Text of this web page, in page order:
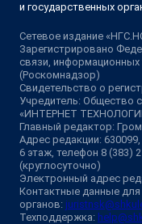
и государственных
Сетевое издание
Зарегистрировано
связи, информационных
(Роскомнадзор)
Свидетельство о
Учредитель: Общество
«ИНТЕРНЕТ
Главный редактор:
Адрес редакции:
6 этаж, телефон 8 (383)
(круглосуточно)
Электронный адрес
Контактные данные
органов:
Техподдержка: